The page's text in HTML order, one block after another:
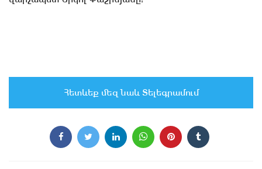
Հետևեք մեզ նաև Տելեգրամում